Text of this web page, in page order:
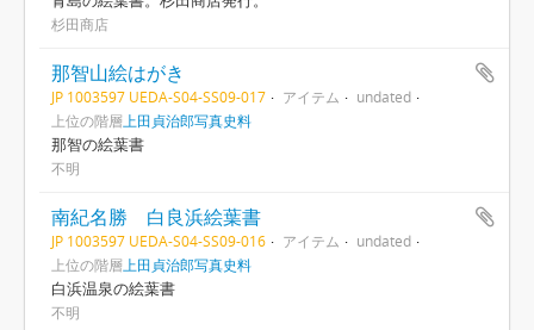
杉田商店
那智山絵はがき
JP 1003597 UEDA-S04-SS09-017 アイテム
undated
上位の階層 上田貞治郎写真史料
那智の絵葉書
不明
南紀名勝 白良浜絵葉書
JP 1003597 UEDA-S04-SS09-016 アイテム
undated
上位の階層 上田貞治郎写真史料
白浜温泉の絵葉書
不明